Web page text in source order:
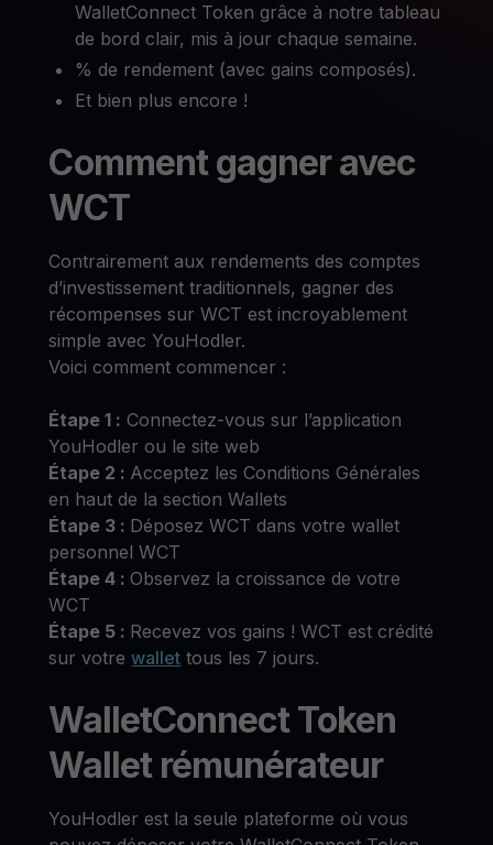
WalletConnect Token grâce à notre tableau
de bord clair, mis à jour chaque semaine.
% de rendement (avec gains composés).
Et bien plus encore !
Comment gagner avec
WCT
Contrairement aux rendements des comptes
d’investissement traditionnels, gagner des
récompenses sur WCT est incroyablement
simple avec YouHodler.
Voici comment commencer :
Étape 1 : Connectez-vous sur l’application
YouHodler ou le site web
Étape 2 : Acceptez les Conditions Générales
en haut de la section Wallets
Étape 3 : Déposez WCT dans votre wallet
personnel WCT
Étape 4 :Observez la croissance de votre
WCT
Étape 5 : Recevez vos gains ! WCT est crédité
sur votrewallet tous les 7 jours.
WalletConnect Token
Wallet rémunérateur
YouHodler est la seule plateforme où vous